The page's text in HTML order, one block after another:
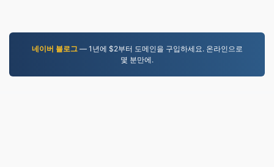
네이버 블로그— 1년에 $2부터 도메인을 구입하세요. 온라인으로
몇 분만에.